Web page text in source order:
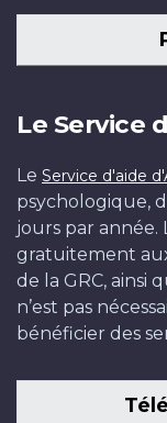
Le Service
Le Service d'aide
psychologique,
jours par année.
gratuitement
de la GRC, ainsi
n’est pas
bénéficier des